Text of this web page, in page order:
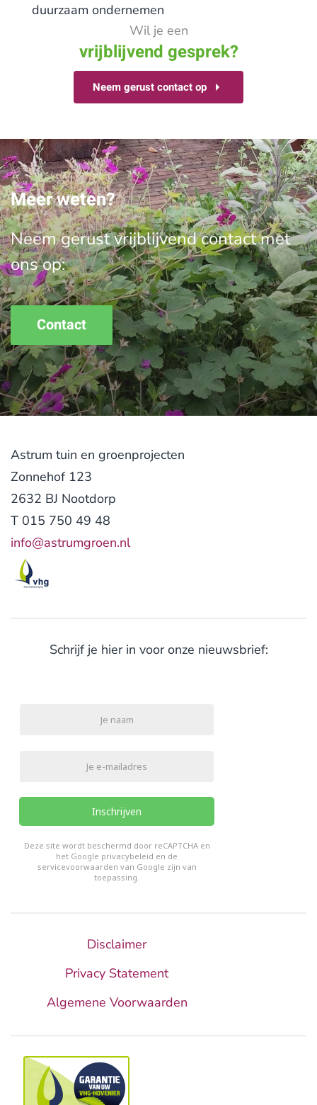
duurzaam ondernemen
Wil je een
vrijblijvend gesprek?
Neem gerust contact op
Meer weten?
Neem gerust vrijblijvend contact met
ons op:
Contact
Astrum tuin en groenprojecten
Zonnehof 123
2632 BJ Nootdorp
T 015 750 49 48
info@astrumgroen.nl
Schrijf je hier in voor onze nieuwsbrief:
Inschrijven
reCHAPTCHA*
Deze site wordt beschermd door reCAPTCHA en
het Google privacybeleid en de
servicevoorwaarden van Google zijn van
toepassing.
Disclaimer
Privacy Statement
Algemene Voorwaarden